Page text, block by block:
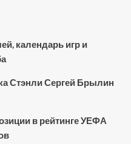
календарь игр и
Стэнли Сергей Брылин
в рейтинге УЕФА